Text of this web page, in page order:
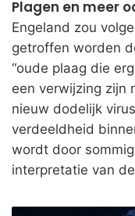
Plagen en meer
Engeland zou
getroffen worden
“oude plaag die
een verwijzing zijn
nieuw dodelijk
verdeeldheid
wordt door
interpretatie van